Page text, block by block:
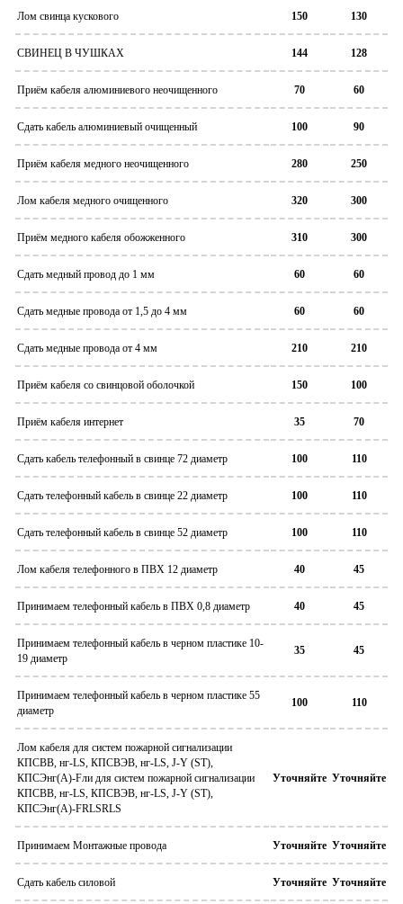
Лом свинца кускового 150 130
СВИНЕЦ В ЧУШКАХ 144 128
Приём кабеля алюминиевого неочищенного 70 60
Сдать кабель алюминиевый очищенный 100 90
Приём кабеля медного неочищенного 280 250
Лом кабеля медного очищенного 320 300
Приём медного кабеля обожженного 310 300
Сдать медный провод до 1 мм 60 60
Сдать медные провода от 1,5 до 4 мм 60 60
Сдать медные провода от 4 мм 210 210
Приём кабеля со свинцовой оболочкой 150 100
Приём кабеля интернет 35 70
Сдать кабель телефонный в свинце 72 диаметр 100 110
Сдать телефонный кабель в свинце 22 диаметр 100 110
Сдать телефонный кабель в свинце 52 диаметр 100 110
Лом кабеля телефонного в ПВХ 12 диаметр 40 45
Принимаем телефонный кабель в ПВХ 0,8 диаметр 40 45
Принимаем телефонный кабель в черном пластике 10-
19 диаметр
35 45
Принимаем телефонный кабель в черном пластике 55
диаметр
100 110
Лом кабеля для систем пожарной сигнализации
КПСВВ, нг-LS, КПСВЭВ, нг-LS, J-Y (ST),
КПСЭнг(А)-Fли для систем пожарной сигнализации
КПСВВ, нг-LS, КПСВЭВ, нг-LS, J-Y (ST),
КПСЭнг(А)-FRLSRLS
Уточняйте Уточняйте
Принимаем Монтажные провода Уточняйте Уточняйте
Сдать кабель силовой Уточняйте Уточняйте